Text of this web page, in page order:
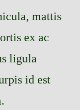
mattis
ex ac
ligula
id est